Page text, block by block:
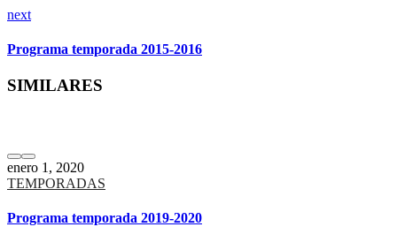
next
Programa temporada 2015-2016
SIMILARES
enero 1, 2020
TEMPORADAS
Programa temporada 2019-2020